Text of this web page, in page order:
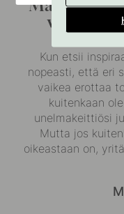
vaihde –
Kun etsii
nopeasti, että eri
vaikea erottaa
kuitenkaan
unelmakeittiösi
Mutta jos
oikeastaan on,